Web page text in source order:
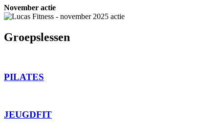
November actie
Groepslessen
PILATES
JEUGDFIT